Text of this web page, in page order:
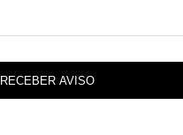
RECEBER AVISO